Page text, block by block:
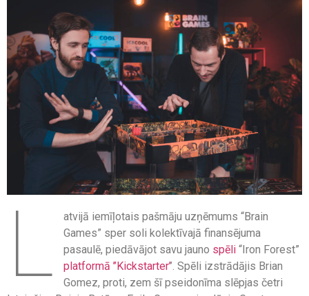
L
atvijā iemīļotais pašmāju uzņēmums “Brain
Games” sper soli kolektīvajā finansējuma
pasaulē, piedāvājot savu jauno spēli “Iron Forest”
platformā ’’Kickstarter’’. Spēli izstrādājis Brian
Gomez, proti, zem šī pseidonīma slēpjas četri